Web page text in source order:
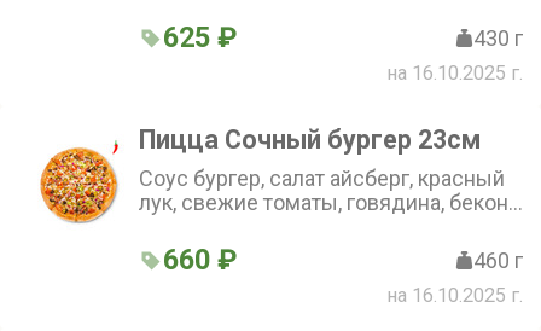
625 ₽ 430 г
на 16.10.2025 г.
Пицца Сочный бургер 23см
Cоус бургер, салат айсберг, красный
лук, свежие томаты, говядина, бекон,
моцарелла.(23 см)
660 ₽ 460 г
на 16.10.2025 г.